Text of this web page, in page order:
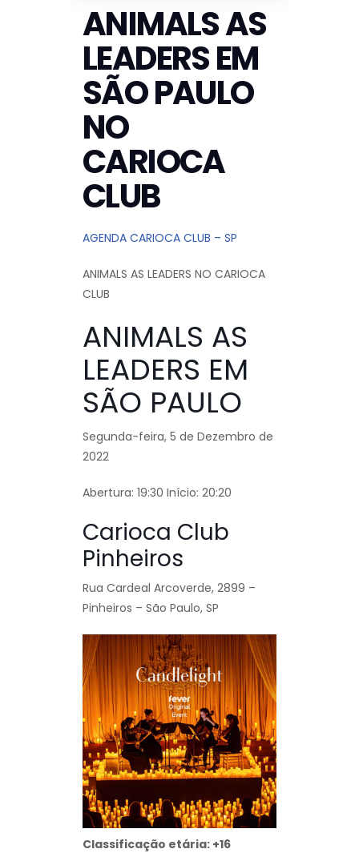
ANIMALS AS
LEADERS EM
SÃO PAULO
NO
CARIOCA
CLUB
AGENDA CARIOCA CLUB – SP
ANIMALS AS LEADERS NO CARIOCA
CLUB
ANIMALS AS
LEADERS EM
SÃO PAULO
Segunda-feira, 5 de Dezembro de
2022
Abertura: 19:30 Início: 20:20
Carioca Club
Pinheiros
Rua Cardeal Arcoverde, 2899 –
Pinheiros – São Paulo, SP
Classificação etária: +16